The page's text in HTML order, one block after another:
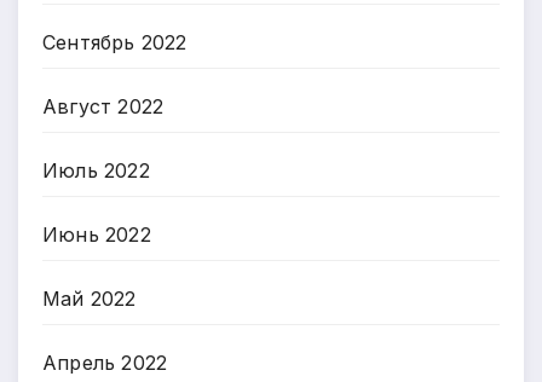
Сентябрь 2022
Август 2022
Июль 2022
Июнь 2022
Май 2022
Апрель 2022